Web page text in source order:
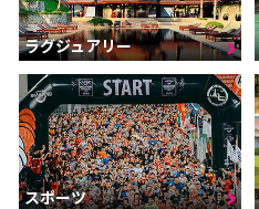
ラグジュアリー
スポーツ